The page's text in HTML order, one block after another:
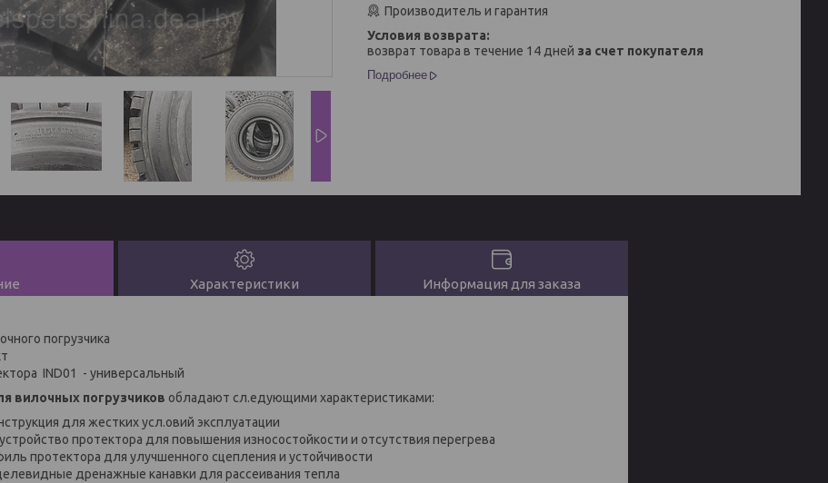
Производитель и гарантия
возврат товара в течение 14 дней за счет покупателя
Подробнее
Характеристики Информация для заказа
погрузчика
IND01 - универсальный
вилочных погрузчиков обладают сл.едующими характеристиками:
для жестких усл.овий эксплуатации
протектора для повышения износостойкости и отсутствия перегрева
протектора для улучшенного сцепления и устойчивости
дренажные канавки для рассеивания тепла